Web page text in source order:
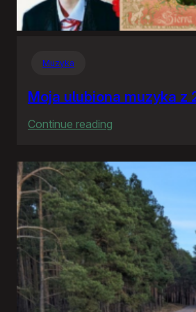
Muzyka
Moja ulubiona muzyka z
Continue reading
ulubiona
muzyka
z
2024